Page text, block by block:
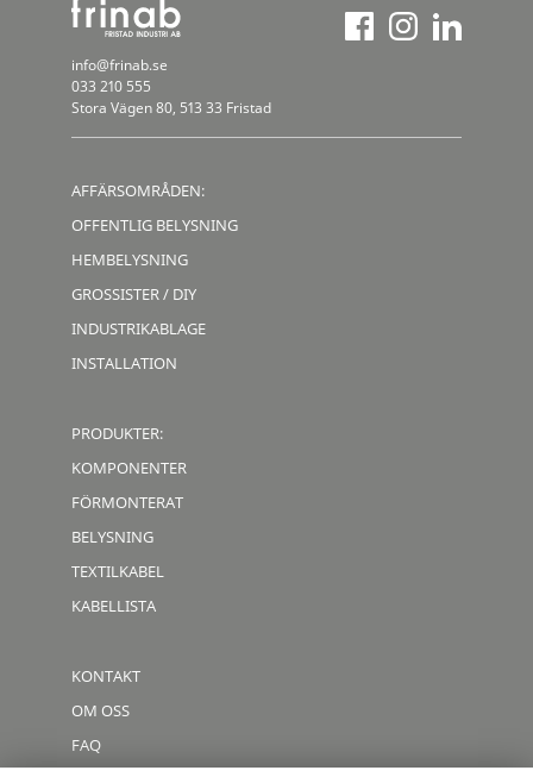
info@frinab.se
033 210 555
Stora Vägen 80, 513 33 Fristad
AFFÄRSOMRÅDEN:
OFFENTLIG BELYSNING
HEMBELYSNING
GROSSISTER / DIY
INDUSTRIKABLAGE
INSTALLATION
PRODUKTER:
KOMPONENTER
FÖRMONTERAT
BELYSNING
TEXTILKABEL
KABELLISTA
KONTAKT
OM OSS
FAQ